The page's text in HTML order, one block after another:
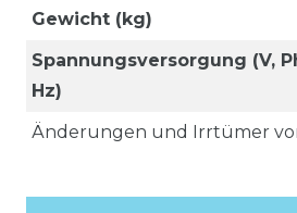
Gewicht (kg)
Spannungsversorgung (V,
Hz)
Änderungen und Irrtümer